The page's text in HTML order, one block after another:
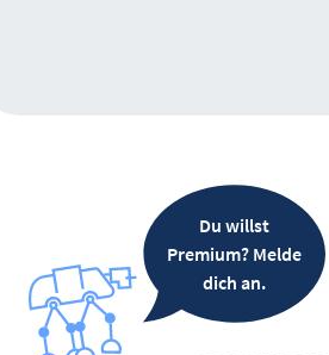
Du willst
Premium? Melde
dich an.